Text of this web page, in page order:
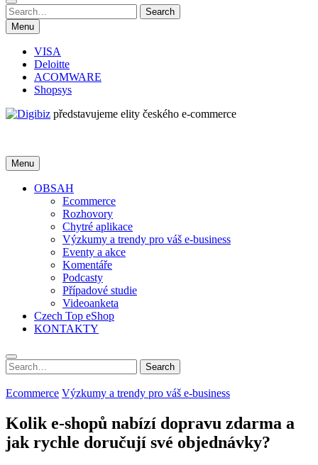
Search
for:
Search
Menu
VISA
Deloitte
ACOMWARE
Shopsys
představujeme elity českého e-commerce
Menu
OBSAH
Ecommerce
Rozhovory
Chytré aplikace
Výzkumy a trendy pro váš e-business
Eventy a akce
Komentáře
Podcasty
Případové studie
Videoanketa
Czech Top eShop
KONTAKTY
Search
for:
Search
Ecommerce Výzkumy a trendy pro váš e-business
Kolik e-shopů nabízí dopravu zdarma a
jak rychle doručují své objednávky?